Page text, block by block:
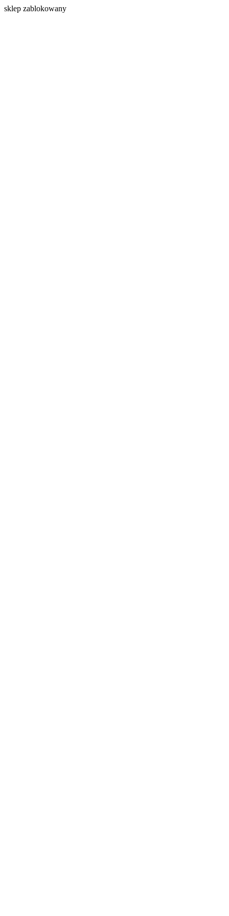
sklep zablokowany